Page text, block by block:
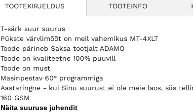
TOOTEKIRJELDUS TOOTEINFO
T-särk suur suurus
Pükste värvlimõõt on meil vahemikus MT-4XLT
Toode pärineb Saksa tootjalt ADAMO
Toode on kvaliteetne 100% puuvill
Toode on must
Masinpestav 60° programmiga
Aastaringne - kui Sinu suurust ei ole meie laos, siis
160 GSM
Näita suuruse juhendit